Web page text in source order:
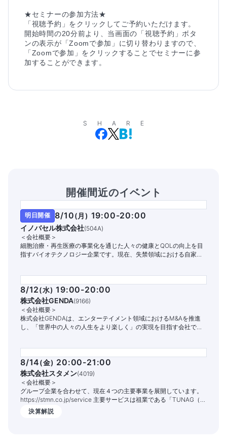
★セミナーの参加方法★
「視聴予約」をクリックしてご予約いただけます。
開始時間の20分前より、当画面の「視聴予約」ボタ
ンの表示が「Zoomで参加」に切り替わりますので、
「Zoomで参加」をクリックすることでセミナーに参
加することができます。
SHARE
開催間近のイベント
明日開催 8/10( 月) 19:00-20:00
イノバセル株式会社(504A)
＜会社概要＞
細胞治療・再生医療の事業化を通じた人々の健康とQOLの向上を目
指すバイオテクノロジー企業です。現在、失禁領域における自家細
8/12(水) 19:00-20:00
株式会社GENDA(9166)
＜会社概要＞
株式会社GENDAは、エンターテイメント領域におけるM&Aを推進
し、「世界中の人々の人生をより楽しく」の実現を目指す会社で
8/14(金) 20:00-21:00
株式会社スタメン(4019)
＜会社概要＞
グループ企業を合わせて、現在４つの主要事業を展開しています。
https://stmn.co.jp/service 主要サービスは祖業である「TUNAG（ツ
ナグ）」という組織エンゲージメントを高めるITサービスです。
1,400社以上の企業様でご活用いただいており、従業員の定着率向上
決算解説